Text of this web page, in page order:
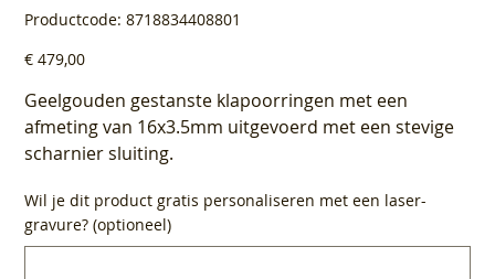
Productcode: Productcode
8718834408801
8718834408801
Prijs
€ 479,00
Geelgouden gestanste klapoorringen met een
afmeting van 16x3.5mm uitgevoerd met een stevige
scharnier sluiting.
Wil je dit product gratis personaliseren met een laser-
gravure? (optioneel)